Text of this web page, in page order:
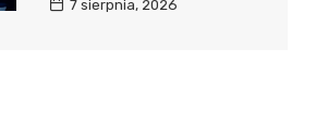
7 sierpnia, 2026